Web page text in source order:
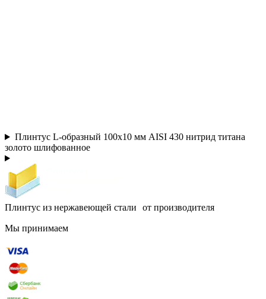
Плинтус L-образный 100х10 мм AISI 430 нитрид титана
золото шлифованное
Плинтус из нержавеющей стали от производителя
Мы принимаем